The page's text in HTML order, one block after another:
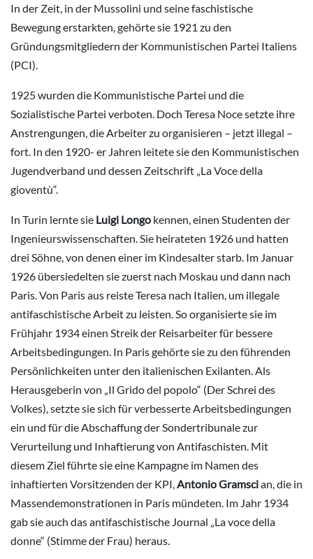
In der Zeit, in der Mussolini und seine faschistische
Bewegung erstarkten, gehörte sie 1921 zu den
Gründungsmitgliedern der Kommunistischen Partei Italiens
(PCI).
1925 wurden die Kommunistische Partei und die
Sozialistische Partei verboten. Doch Teresa Noce setzte ihre
Anstrengungen, die Arbeiter zu organisieren – jetzt illegal –
fort. In den 1920- er Jahren leitete sie den Kommunistischen
Jugendverband und dessen Zeitschrift „La Voce della
gioventù“.
In Turin lernte sie Luigi Longo kennen, einen Studenten der
Ingenieurswissenschaften. Sie heirateten 1926 und hatten
drei Söhne, von denen einer im Kindesalter starb. Im Januar
1926 übersiedelten sie zuerst nach Moskau und dann nach
Paris. Von Paris aus reiste Teresa nach Italien, um illegale
antifaschistische Arbeit zu leisten. So organisierte sie im
Frühjahr 1934 einen Streik der Reisarbeiter für bessere
Arbeitsbedingungen. In Paris gehörte sie zu den führenden
Persönlichkeiten unter den italienischen Exilanten. Als
Herausgeberin von „Il Grido del popolo“ (Der Schrei des
Volkes), setzte sie sich für verbesserte Arbeitsbedingungen
ein und für die Abschaffung der Sondertribunale zur
Verurteilung und Inhaftierung von Antifaschisten. Mit
diesem Ziel führte sie eine Kampagne im Namen des
inhaftierten Vorsitzenden der KPI, Antonio Gramscian, die in
Massendemonstrationen in Paris mündeten. Im Jahr 1934
gab sie auch das antifaschistische Journal „La voce della
donne“ (Stimme der Frau) heraus.